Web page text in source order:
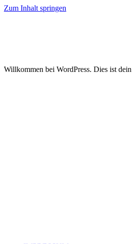
Zum Inhalt springen
Willkommen bei WordPress. Dies ist